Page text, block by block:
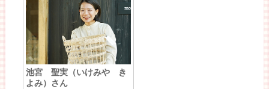
池宮 聖実（いけみや き
よみ）さん